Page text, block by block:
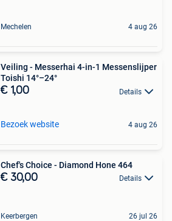
Mechelen 4 aug 26
Veiling - Messerhai 4-in-1 Messenslijper
Toishi 14°–24°
€ 1,00 Details
Bezoek website 4 aug 26
Chef's Choice - Diamond Hone 464
€ 30,00 Details
Keerbergen 26 jul 26